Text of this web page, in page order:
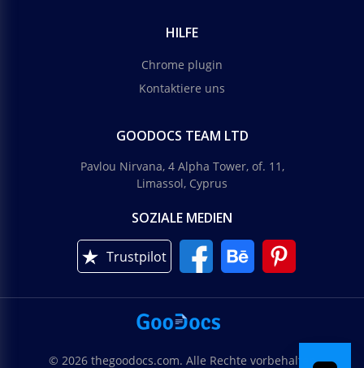
HILFE
Chrome plugin
Kontaktiere uns
GOODOCS TEAM LTD
Pavlou Nirvana, 4 Alpha Tower, of. 11,
Limassol, Cyprus
SOZIALE MEDIEN
Trustpilot
© 2026 thegoodocs.com. Alle Rechte vorbehalten